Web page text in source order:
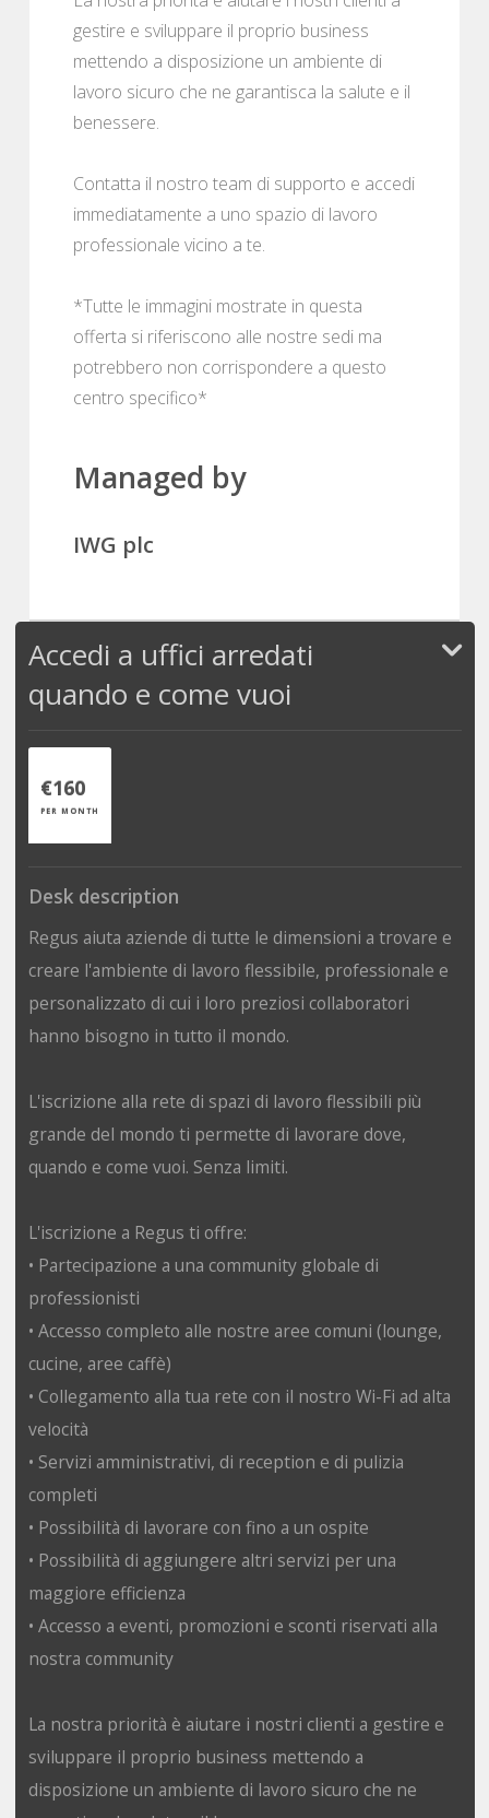
gestire e sviluppare il proprio business
mettendo a disposizione un ambiente di
lavoro sicuro che ne garantisca la salute e il
benessere.
Contatta il nostro team di supporto e accedi
immediatamente a uno spazio di lavoro
professionale vicino a te.
*Tutte le immagini mostrate in questa
offerta si riferiscono alle nostre sedi ma
potrebbero non corrispondere a questo
centro specifico*
Managed by
IWG plc
Accedi a uffici arredati
quando e come vuoi
€160
PER MONTH
Desk description
Regus aiuta aziende di tutte le dimensioni a trovare e
creare l'ambiente di lavoro flessibile, professionale e
personalizzato di cui i loro preziosi collaboratori
hanno bisogno in tutto il mondo.
L'iscrizione alla rete di spazi di lavoro flessibili più
grande del mondo ti permette di lavorare dove,
quando e come vuoi. Senza limiti.
L'iscrizione a Regus ti offre:
• Partecipazione a una community globale di
professionisti
• Accesso completo alle nostre aree comuni (lounge,
cucine, aree caffè)
• Collegamento alla tua rete con il nostro Wi-Fi ad alta
velocità
• Servizi amministrativi, di reception e di pulizia
completi
• Possibilità di lavorare con fino a un ospite
• Possibilità di aggiungere altri servizi per una
maggiore efficienza
• Accesso a eventi, promozioni e sconti riservati alla
nostra community
La nostra priorità è aiutare i nostri clienti a gestire e
sviluppare il proprio business mettendo a
disposizione un ambiente di lavoro sicuro che ne